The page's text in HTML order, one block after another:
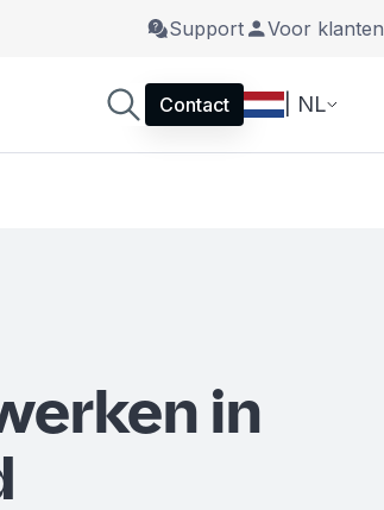
Support Voor klanten
Contact | NL
in